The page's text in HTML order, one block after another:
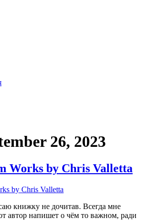
26, 2023
Works by Chris Valletta
книжку не дочитав. Всегда мне
автор напишет о чём то важном, ради